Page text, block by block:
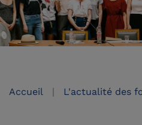
Accueil L'actualité des